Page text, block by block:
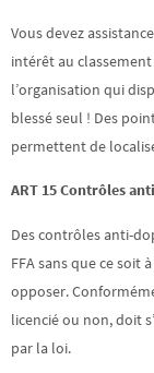
Vous devez
intérêt au
l’organisation qui
blessé seul ! Des
permettent de
ART 15 Contrôles
Des contrôles anti-
FFA sans que ce soit
opposer.
licencié ou non, doit
par la loi.